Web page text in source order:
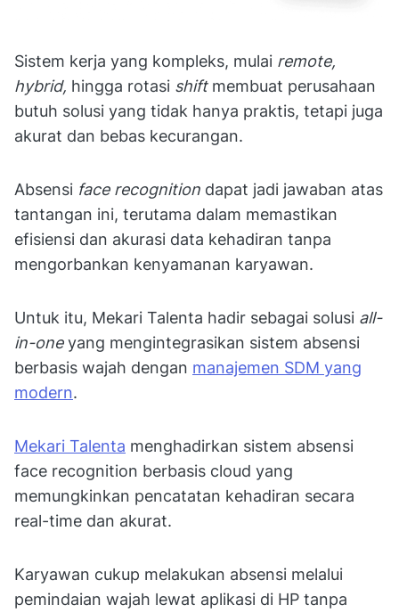
Sistem kerja yang kompleks, mulai remote,
hybrid, hingga rotasi shiftmembuat perusahaan
butuh solusi yang tidak hanya praktis, tetapi juga
akurat dan bebas kecurangan.
Absensi face recognition dapat jadi jawaban atas
tantangan ini, terutama dalam memastikan
efisiensi dan akurasi data kehadiran tanpa
mengorbankan kenyamanan karyawan.
Untuk itu, Mekari Talenta hadir sebagai solusi all-
in-oneyang mengintegrasikan sistem absensi
berbasis wajah dengan manajemen SDM yang
modern.
Mekari Talenta menghadirkan sistem absensi
face recognition berbasis cloud yang
memungkinkan pencatatan kehadiran secara
real-time dan akurat.
Karyawan cukup melakukan absensi melalui
pemindaian wajah lewat aplikasi di HP tanpa